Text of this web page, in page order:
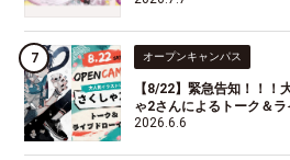
オープンキャンパス
【8/22】緊急告知！！！
ゃ2さんによるトーク＆ラ
2026.6.6